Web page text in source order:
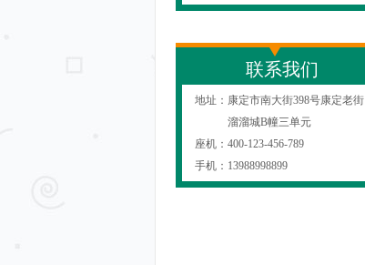
联系我们
地址： 康定市南大街398号康定老街
溜溜城B幢三单元
座机： 400-123-456-789
手机： 13988998899